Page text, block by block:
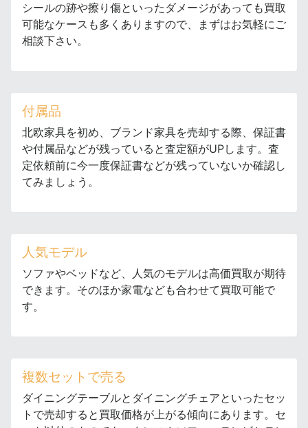
シールの跡や擦り傷といったダメージがあっても買取
可能なケースも多くありますので、まずはお気軽にご
相談下さい。
付属品
北欧家具を初め、ブランド家具を売却する際、保証書
や付属品などが残っていると査定額がUPします。査
定依頼前に今一度保証書などが残っていないか確認し
てみましょう。
人気モデル
ソファやベッドなど、人気のモデルは高価買取が期待
できます。そのほか家電なども合わせて買取可能で
す。
複数セットで売る
ダイニングテーブルとダイニングチェアといったセッ
トで売却すると買取価格が上がる傾向にあります。セ